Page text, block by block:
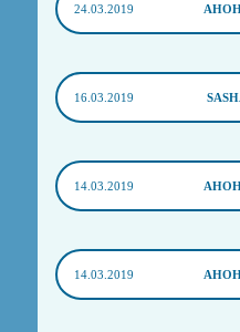
24.03.2019
16.03.2019
14.03.2019
14.03.2019